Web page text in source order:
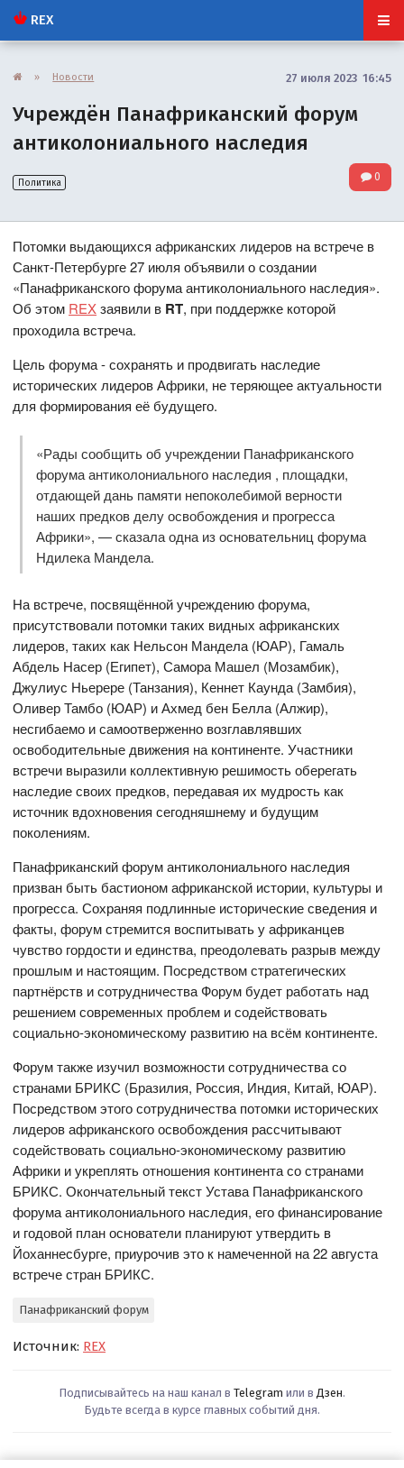
REX
» Новости 27 июля 2023 16:45
Учреждён Панафриканский форум
антиколониального наследия
Политика 0
Потомки выдающихся африканских лидеров на встрече в
Санкт-Петербурге 27 июля объявили о создании
«Панафриканского форума антиколониального наследия».
Об этом REXзаявили в RT, при поддержке которой
проходила встреча.
Цель форума - сохранять и продвигать наследие
исторических лидеров Африки, не теряющее актуальности
для формирования её будущего.
«Рады сообщить об учреждении Панафриканского
форума антиколониального наследия , площадки,
отдающей дань памяти непоколебимой верности
наших предков делу освобождения и прогресса
Африки», — сказала одна из основательниц форума
Ндилека Мандела.
На встрече, посвящённой учреждению форума,
присутствовали потомки таких видных африканских
лидеров, таких как Нельсон Мандела (ЮАР), Гамаль
Абдель Насер (Египет), Самора Машел (Мозамбик),
Джулиус Ньерере (Танзания), Кеннет Каунда (Замбия),
Оливер Тамбо (ЮАР) и Ахмед бен Белла (Алжир),
несгибаемо и самоотверженно возглавлявших
освободительные движения на континенте. Участники
встречи выразили коллективную решимость оберегать
наследие своих предков, передавая их мудрость как
источник вдохновения сегодняшнему и будущим
поколениям.
Панафриканский форум антиколониального наследия
призван быть бастионом африканской истории, культуры и
прогресса. Сохраняя подлинные исторические сведения и
факты, форум стремится воспитывать у африканцев
чувство гордости и единства, преодолевать разрыв между
прошлым и настоящим. Посредством стратегических
партнёрств и сотрудничества Форум будет работать над
решением современных проблем и содействовать
социально-экономическому развитию на всём континенте.
Форум также изучил возможности сотрудничества со
странами БРИКС (Бразилия, Россия, Индия, Китай, ЮАР).
Посредством этого сотрудничества потомки исторических
лидеров африканского освобождения рассчитывают
содействовать социально-экономическому развитию
Африки и укреплять отношения континента со странами
БРИКС. Окончательный текст Устава Панафриканского
форума антиколониального наследия, его финансирование
и годовой план основатели планируют утвердить в
Йоханнесбурге, приурочив это к намеченной на 22 августа
встрече стран БРИКС.
Панафриканский форум
Источник: REX
Подписывайтесь на наш канал в Telegram или в Дзен.
Будьте всегда в курсе главных событий дня.